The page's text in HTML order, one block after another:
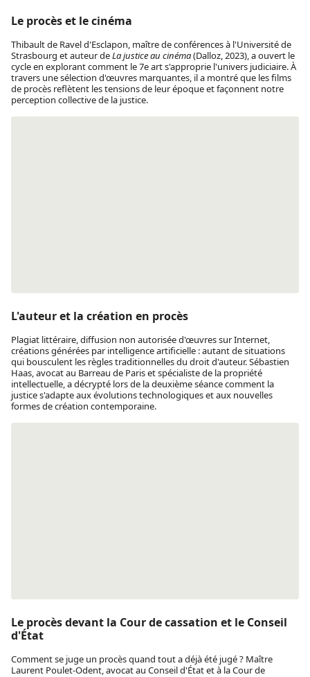
Le procès et le cinéma
Thibault de Ravel d'Esclapon, maître de conférences à l'Université de
Strasbourg et auteur deLa justice au cinéma(Dalloz, 2023), a ouvert le
cycle en explorant comment le 7e art s'approprie l'univers judiciaire. À
travers une sélection d'œuvres marquantes, il a montré que les films
de procès reflètent les tensions de leur époque et façonnent notre
perception collective de la justice.
L'auteur et la création en procès
Plagiat littéraire, diffusion non autorisée d'œuvres sur Internet,
créations générées par intelligence artificielle : autant de situations
qui bousculent les règles traditionnelles du droit d'auteur. Sébastien
Haas, avocat au Barreau de Paris et spécialiste de la propriété
intellectuelle, a décrypté lors de la deuxième séance comment la
justice s'adapte aux évolutions technologiques et aux nouvelles
formes de création contemporaine.
Le procès devant la Cour de cassation et le Conseil
d'État
Comment se juge un procès quand tout a déjà été jugé ? Maître
Laurent Poulet-Odent, avocat au Conseil d'État et à la Cour de